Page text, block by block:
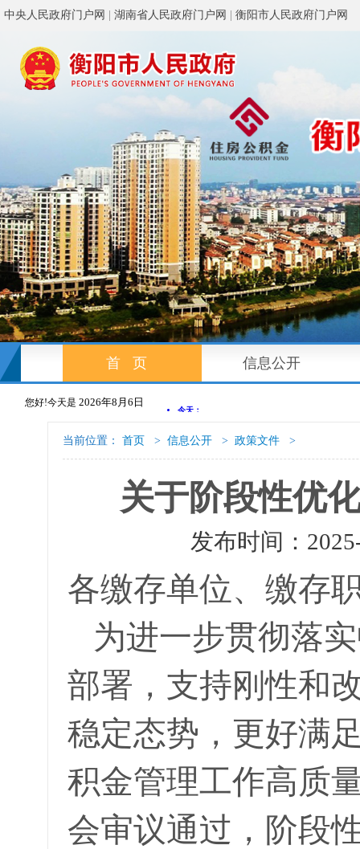
中央人民政府门户网 湖南省人民政府门户网 衡阳市人民政府门户网
首页 信息公开
您好!今天是 2026年8月6日
当前位置： 首页 > 信息公开 > 政策文件 >
关于阶段性优
发布时间：
各缴存单位、缴存
为进一步贯彻落
部署，支持刚性和
稳定态势，更好满
积金管理工作高质
会审议通过，阶段